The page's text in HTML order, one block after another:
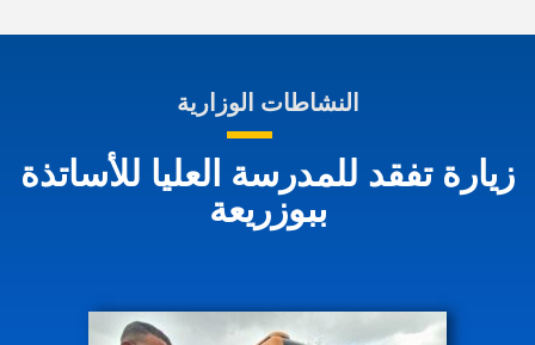
النشاطات الوزارية
زيارة تفقد للمدرسة العليا للأساتذة
ببوزريعة